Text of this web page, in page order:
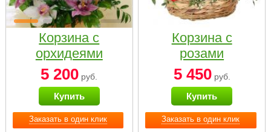
Заказать в один клик
Корзина с
орхидеями
малая
5 200 руб.
Купить
Заказать в один клик
Корзина с
розами
«Красный
Париж»
5 450руб.
Купить